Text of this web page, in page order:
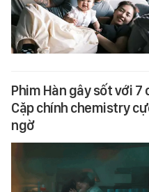
Phim Hàn gây sốt với
Cặp chính chemistry
ngờ